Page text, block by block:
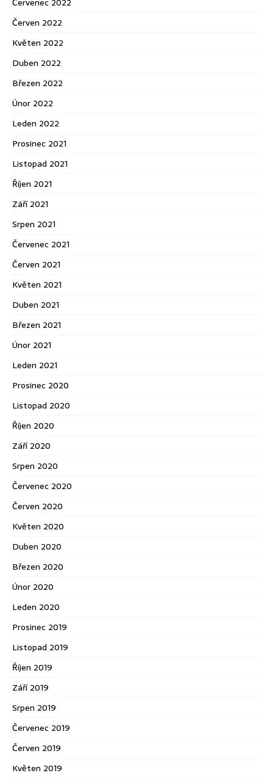
Červen 2022
Květen 2022
Duben 2022
Březen 2022
Únor 2022
Leden 2022
Prosinec 2021
Listopad 2021
Říjen 2021
Září 2021
Srpen 2021
Červenec 2021
Červen 2021
Květen 2021
Duben 2021
Březen 2021
Únor 2021
Leden 2021
Prosinec 2020
Listopad 2020
Říjen 2020
Září 2020
Srpen 2020
Červenec 2020
Červen 2020
Květen 2020
Duben 2020
Březen 2020
Únor 2020
Leden 2020
Prosinec 2019
Listopad 2019
Říjen 2019
Září 2019
Srpen 2019
Červenec 2019
Červen 2019
Květen 2019